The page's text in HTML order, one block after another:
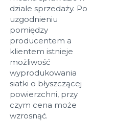
dziale sprzedaży. Po
uzgodnieniu
pomiędzy
producentem a
klientem istnieje
możliwość
wyprodukowania
siatki o błyszczącej
powierzchni, przy
czym cena może
wzrosnąć.